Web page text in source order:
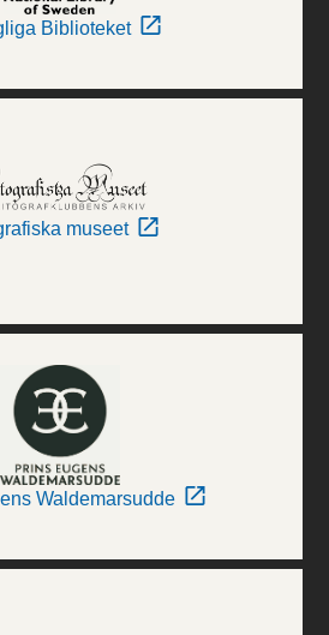
Biblioteket
museet
Waldemarsudde